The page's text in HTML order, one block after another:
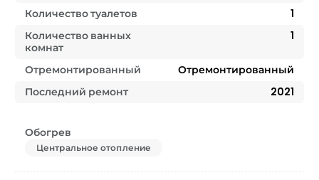
Количество туалетов
1
Количество ванных
комнат
1
Отремонтированный
Отремонтированный
Последний ремонт
2021
Обогрев
Центральное отопление